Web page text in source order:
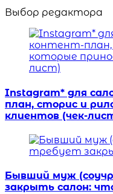
Выбор редактора
Instagram* для
план, сторис и
клиентов (чек-
Бывший муж
закрыть салон: